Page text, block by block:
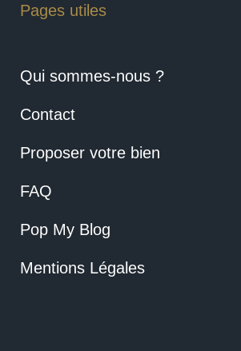
Pages utiles
Qui sommes-nous ?
Contact
Proposer votre bien
FAQ
Pop My Blog
Mentions Légales